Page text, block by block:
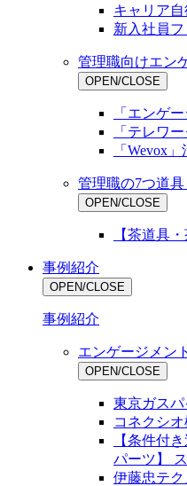
キャリア自
新入社員
管理職向けエン
OPEN/CLOSE
「エンゲ
「テレワ
「Wevox
管理職の7つ道具
OPEN/CLOSE
【茶道具
事例紹介
OPEN/CLOSE
事例紹介
エンゲージメント
OPEN/CLOSE
東京ガス
コネクシオ
【条件付
パーツ】
伊藤忠テク